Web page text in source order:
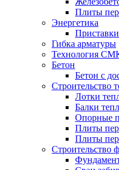
Плиты
Энергетика
Гибка арматуры
Технология
Бетон
Бетон с
Строительство
Лотки
Балки
Опорные
Плиты
Плиты
Строительство